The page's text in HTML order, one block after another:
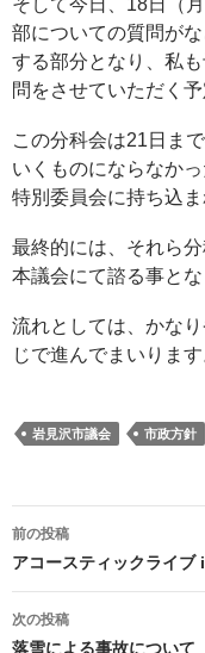
部についての質問が
する部分となり、私
問をさせていただく予
この分科会は21日ま
いくものにならなか
特別委員会に持ち込ま
最終的には、それら
本議会にて諮る事とな
流れとしては、かな
じで進んでまいります
岩見沢市議会 市政方針
稿
ビ
前の投稿
アコースティックライブ
次の投稿
落雪による事故について